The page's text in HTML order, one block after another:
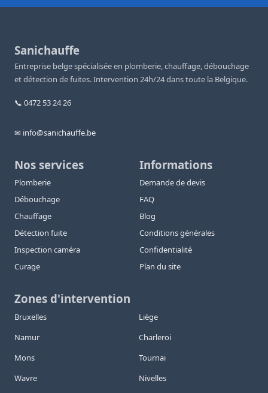
Sanichauffe
Entreprise belge spécialisée en plomberie, chauffage, débouchage
et détection de fuites. Intervention 24h/24 dans toute la Belgique.
📞 0472 53 24 26
✉ info@sanichauffe.be
Nos services
Plomberie
Débouchage
Chauffage
Détection fuite
Inspection caméra
Curage
Informations
Demande de devis
FAQ
Blog
Conditions générales
Confidentialité
Plan du site
Zones d'intervention
Bruxelles
Liège
Namur
Charleroi
Mons
Tournai
Wavre
Nivelles